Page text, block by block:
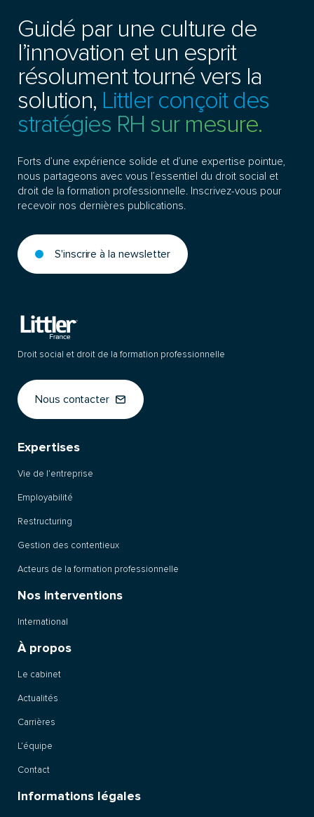
Guidé par une culture de
l’innovation et un esprit
résolument tourné vers la
solution, Littler conçoit des
stratégies RH sur mesure.
Forts d’une expérience solide et d’une expertise pointue,
nous partageons avec vous l’essentiel du droit social et
droit de la formation professionnelle. Inscrivez-vous pour
recevoir nos dernières publications.
S'inscrire à la newsletter
Droit social et droit de la formation professionnelle
Nous contacter
Expertises
Vie de l’entreprise
Employabilité
Restructuring
Gestion des contentieux
Acteurs de la formation professionnelle
Nos interventions
International
À propos
Le cabinet
Actualités
Carrières
L’équipe
Contact
Informations légales